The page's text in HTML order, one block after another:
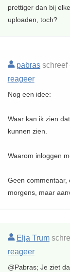
prettiger dan bij
uploaden, toch?
pabrasschreef
reageer
Nog een idee:
Waar kan ik zien
kunnen zien.
Waarom inloggen
Geen commentaar,
morgens, maar
Elja Trum
reageer
@Pabras; Je ziet